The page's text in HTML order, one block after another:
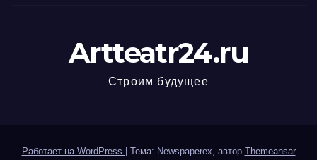
Artteatr24.ru
Строим будущее
Работает на WordPress Тема: Newspaperex, автор Themeansar